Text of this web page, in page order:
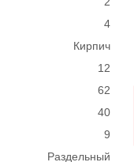
4
Кирпич
12
62
40
9
Раздельный